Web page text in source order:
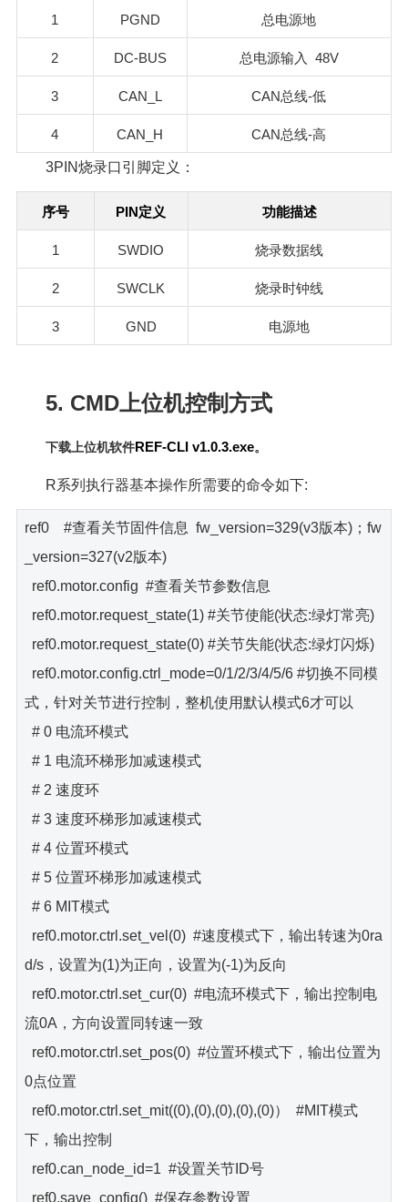
1 PGND 总电源地
2 DC-BUS 总电源输入 48V
3 CAN_L CAN总线-低
4 CAN_H CAN总线-高
3PIN烧录口引脚定义：
序号 PIN定义 功能描述
1 SWDIO 烧录数据线
2 SWCLK 烧录时钟线
3 GND 电源地
5. CMD上位机控制方式
下载上位机软件REF-CLI v1.0.3.exe。
R系列执行器基本操作所需要的命令如下:
ref0 #查看关节固件信息 fw_version=329(v3版本)；fw
_version=327(v2版本)
ref0.motor.config #查看关节参数信息
ref0.motor.request_state(1) #关节使能(状态:绿灯常亮)
ref0.motor.request_state(0) #关节失能(状态:绿灯闪烁)
ref0.motor.config.ctrl_mode=0/1/2/3/4/5/6 #切换不同模
式，针对关节进行控制，整机使用默认模式6才可以
# 0 电流环模式
# 1 电流环梯形加减速模式
# 2 速度环
# 3 速度环梯形加减速模式
# 4 位置环模式
# 5 位置环梯形加减速模式
# 6 MIT模式
ref0.motor.ctrl.set_vel(0) #速度模式下，输出转速为0ra
d/s，设置为(1)为正向，设置为(-1)为反向
ref0.motor.ctrl.set_cur(0) #电流环模式下，输出控制电
流0A，方向设置同转速一致
ref0.motor.ctrl.set_pos(0) #位置环模式下，输出位置为
0点位置
ref0.motor.ctrl.set_mit((0),(0),(0),(0),(0)） #MIT模式
下，输出控制
ref0.can_node_id=1 #设置关节ID号
ref0.save_config() #保存参数设置